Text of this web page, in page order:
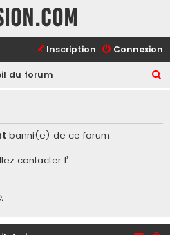
Connexion
Inscription
du forum
h
banni(e) de ce forum.
contacter l’